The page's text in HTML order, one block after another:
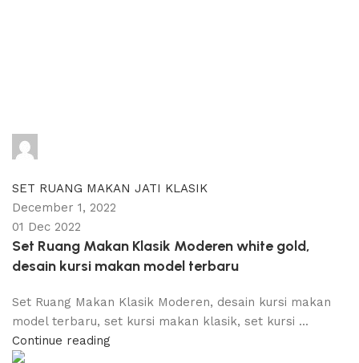
SET RUANG MAKAN JATI KLASIK
December 1, 2022
01 Dec 2022
Set Ruang Makan Klasik Moderen white gold,
desain kursi makan model terbaru
Set Ruang Makan Klasik Moderen, desain kursi makan
model terbaru, set kursi makan klasik, set kursi ...
Continue reading